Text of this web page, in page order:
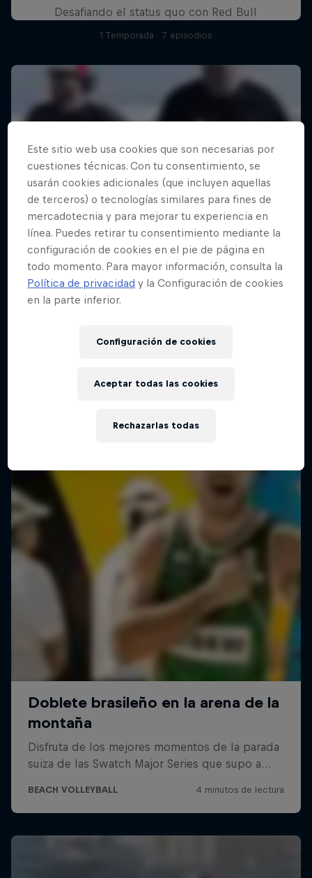
Desafiando el status quo con Red Bull
1 Temporada · 7 episodios
Este sitio web usa cookies que son necesarias por
cuestiones técnicas. Con tu consentimiento, se
usarán cookies adicionales (que incluyen aquellas
de terceros) o tecnologías similares para fines de
mercadotecnia y para mejorar tu experiencia en
línea. Puedes retirar tu consentimiento mediante la
configuración de cookies en el pie de página en
todo momento. Para mayor información, consulta la
Política de privacidad y la Configuración de cookies
en la parte inferior.
Configuración de cookies
Rechazarlas todas
Aceptar todas las cookies